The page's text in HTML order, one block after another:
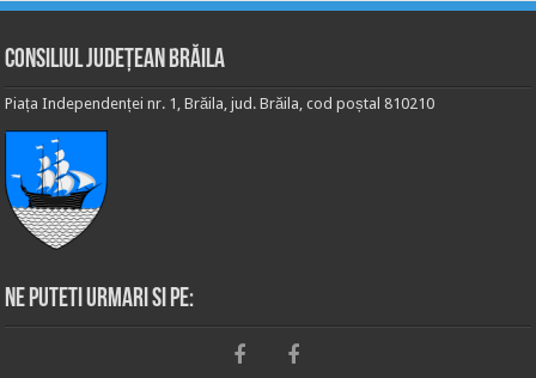
Consiliul Județean Brăila
Piața Independenței nr. 1, Brăila, jud. Brăila, cod poștal 810210
Ne puteti urmari si pe: